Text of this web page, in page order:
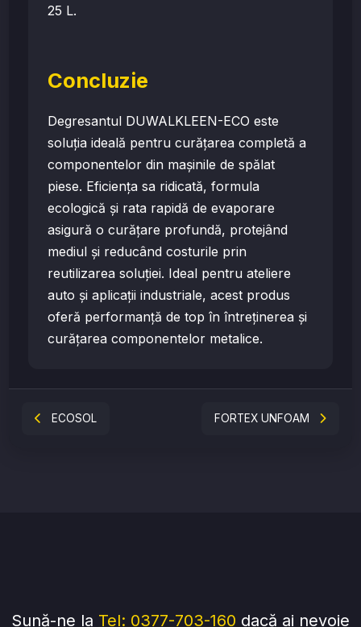
25 L.
Concluzie
Degresantul DUWALKLEEN-ECO este
soluția ideală pentru curățarea completă a
componentelor din mașinile de spălat
piese. Eficiența sa ridicată, formula
ecologică și rata rapidă de evaporare
asigură o curățare profundă, protejând
mediul și reducând costurile prin
reutilizarea soluției. Ideal pentru ateliere
auto și aplicații industriale, acest produs
oferă performanță de top în întreținerea și
curățarea componentelor metalice.
ECOSOL FORTEX UNFOAM
Sună-ne la Tel: 0377-703-160 dacă ai nevoie